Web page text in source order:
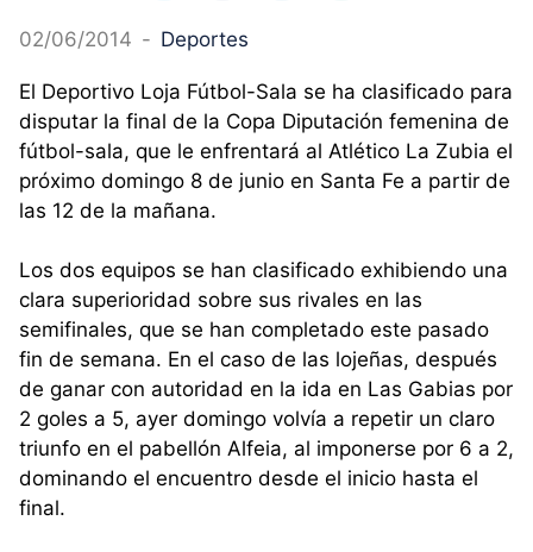
02/06/2014 - Deportes
El Deportivo Loja Fútbol-Sala se ha clasificado para
disputar la final de la Copa Diputación femenina de
fútbol-sala, que le enfrentará al Atlético La Zubia el
próximo domingo 8 de junio en Santa Fe a partir de
las 12 de la mañana.
Los dos equipos se han clasificado exhibiendo una
clara superioridad sobre sus rivales en las
semifinales, que se han completado este pasado
fin de semana. En el caso de las lojeñas, después
de ganar con autoridad en la ida en Las Gabias por
2 goles a 5, ayer domingo volvía a repetir un claro
triunfo en el pabellón Alfeia, al imponerse por 6 a 2,
dominando el encuentro desde el inicio hasta el
final.